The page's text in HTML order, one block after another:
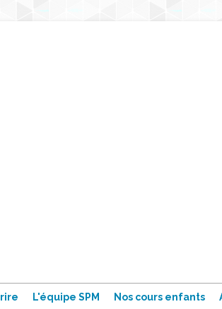
L'équipe SPM Nos cours enfants